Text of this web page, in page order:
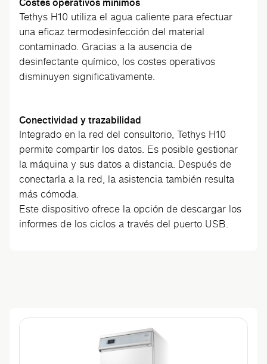
Costes operativos mínimos
Tethys H10 utiliza el agua caliente para efectuar
una eficaz termodesinfección del material
contaminado. Gracias a la ausencia de
desinfectante químico, los costes operativos
disminuyen significativamente.
Conectividad y trazabilidad
Integrado en la red del consultorio, Tethys H10
permite compartir los datos. Es posible gestionar
la máquina y sus datos a distancia. Después de
conectarla a la red, la asistencia también resulta
más cómoda.
Este dispositivo ofrece la opción de descargar los
informes de los ciclos a través del puerto USB.